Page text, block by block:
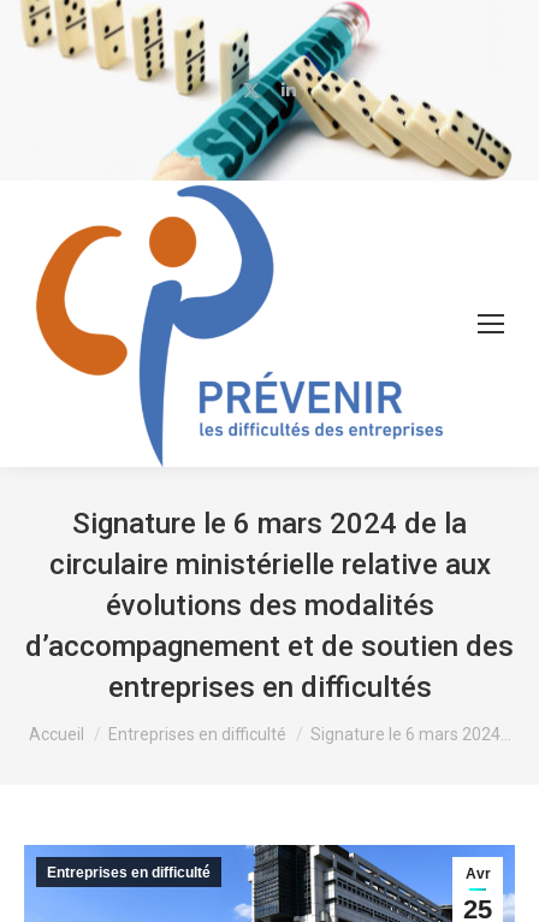
X
page
opens
in
window
LinkedIn
page
opens
Signature le 6 mars 2024 de la
circulaire ministérielle relative aux
évolutions des modalités
d’accompagnement et de soutien des
entreprises en difficultés
Vous êtes ici :
Accueil Entreprises en difficulté Signature le 6 mars 2024…
Avr
25
Entreprises en difficulté